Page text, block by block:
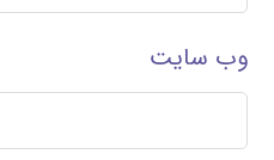
وب‌ سایت